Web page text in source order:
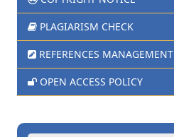
PLAGIARISM CHECK
REFERENCES MANAGEMENT
OPEN ACCESS POLICY